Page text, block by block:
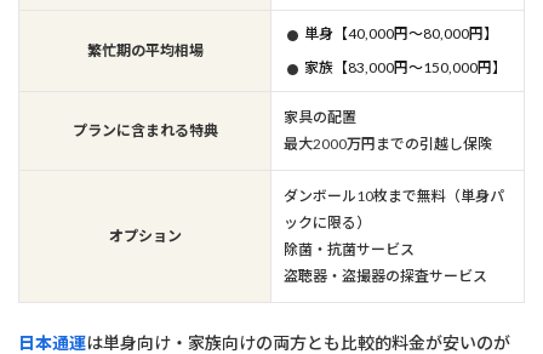
繁忙期の平均相場
単身【40,000円～80,000円】
家族【83,000円～150,000円】
プランに含まれる特典
家具の配置
最大2000万円までの引越し保険
オプション
ダンボール10枚まで無料（単身パ
ックに限る）
除菌・抗菌サービス
盗聴器・盗撮器の探査サービス
日本通運は単身向け・家族向けの両方とも比較的料金が安いのが